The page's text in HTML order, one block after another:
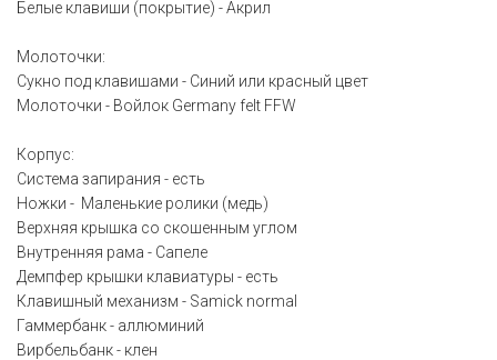
Белые клавиши (покрытие) - Акрил
Молоточки:
Сукно под клавишами - Синий или красный цвет
Молоточки - Войлок Germany felt FFW
Корпус:
Система запирания - есть
Ножки - Маленькие ролики (медь)
Верхняя крышка со скошенным углом
Внутренняя рама - Сапеле
Демпфер крышки клавиатуры - есть
Клавишный механизм - Samick normal
Гаммербанк - аллюминий
Вирбельбанк - клен